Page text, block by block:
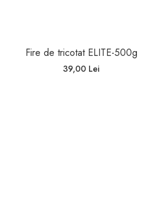
Fire de tricotat ELITE-500g
39,00 Lei